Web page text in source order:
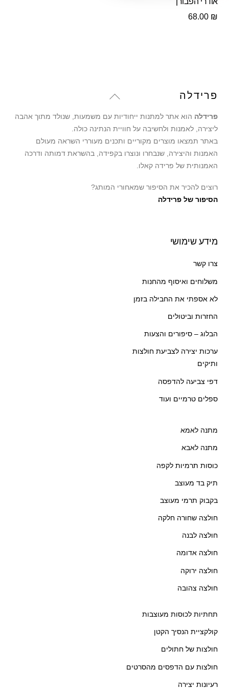
68.00 ₪
Back
Top
פרידלה
פרידלה הוא אתר למתנות ייחודיות עם משמעות, שנולד מתוך אהבה
ליצירה, לאמנות ולחשיבה על חוויית הנתינה כולה.
באתר תמצאו מוצרים מקוריים ותכנים מעוררי השראה מעולם
האמנות והיצירה, שנבחרו ונוצרו בקפידה, בהשראת דמותה ודרכה
האמנותית של פרידה קאלו.
רוצים להכיר את הסיפור שמאחורי המותג?
הסיפור של פרידלה
מידע שימושי
צרו קשר
משלוחים ואיסוף מהחנות
לא אספתי את החבילה בזמן
החזרות וביטולים
הבלוג – סיפורים והצעות
ערכות יצירה לצביעת חולצות
ותיקים
דפי צביעה להדפסה
ספלים טרמיים ועוד
מתנה לאמא
מתנה לאבא
כוסות תרמיות לקפה
תיק בד מעוצב
בקבוק תרמי מעוצב
חולצה שחורה חלקה
חולצה לבנה
חולצה אדומה
חולצה ירוקה
חולצה צהובה
תחתיות לכוסות מעוצבות
קולקציית הנסיך הקטן
חולצות של חתולים
חולצות עם הדפסים מהסרטים
רעיונות יצירה